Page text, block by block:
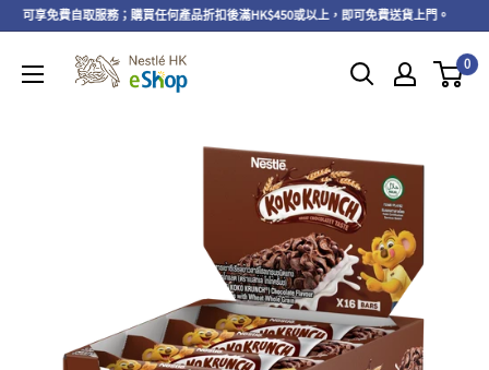
可享免費自取服務；購買任何產品折扣後滿HK$450或以上，即可免費送貨上門。
0